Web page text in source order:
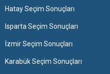
Hatay Seçim Sonuçları
Isparta Seçim Sonuçları
İzmir Seçim Sonuçları
Karabük Seçim Sonuçları